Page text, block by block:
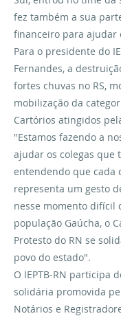
fez também a sua
financeiro para ajudar
Para o presidente do
Fernandes, a
fortes chuvas no RS,
mobilização da
Cartórios atingidos
"Estamos fazendo a
ajudar os colegas que
entendendo que cada
representa um gesto
nesse momento difícil
população Gaúcha, o
Protesto do RN se
povo do estado".
O IEPTB-RN participa
solidária promovida
Notários e